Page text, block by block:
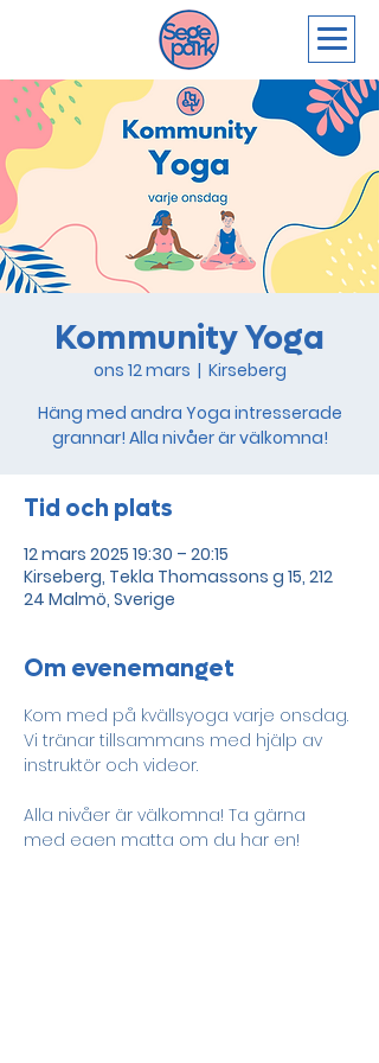
Kommunity Yoga
ons 12 mars
  |
Kirseberg
Häng med andra Yoga intresserade
grannar! Alla nivåer är välkomna!
Tid och plats
12 mars 2025 19:30 – 20:15
Kirseberg, Tekla Thomassons g 15, 212
24 Malmö, Sverige
Om evenemanget
Kom med på kvällsyoga varje onsdag.
Vi tränar tillsammans med hjälp av
instruktör och videor.
Alla nivåer är välkomna! Ta gärna
med egen matta om du har en!